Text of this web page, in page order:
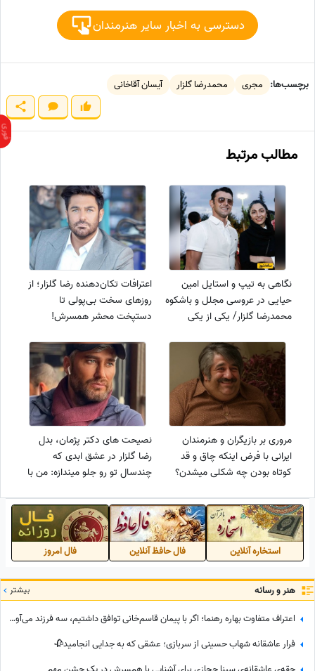
دسترسی به اخبار سایر هنرمندان
برچسب‌ها: مجری محمدرضا گلزار آیسان آقاخانی
مطالب مرتبط
نگاهی به تیپ و استایل امین
حیایی در عروسی مجلل و باشکوه
محمدرضا گلزار/ یکی از یکی
اعترافات تکان‌دهنده رضا گلزار؛ از
روزهای سخت بی‌پولی تا
دستپخت محشر همسرش!
کلی گرفتاری شخصی دارم که
مردم در جریانش نیستن، توان
خرید یه رنو ساده رو هم نداشتم
مروری بر بازیگران و هنرمندان
ایرانی با فرض اینکه چاق و قد
کوتاه بودن چه شکلی میشدن؟
پژمان جمشیدی، مصطفی زمانی،
هوتن شکیبا و.../چاق های
دوست داشتنی😂
نصیحت های دکتر پژمان، بدل
رضا گلزار در عشق ابدی که
چندسال تو رو جلو میندازه: من با
استخاره آنلاین فال حافظ آنلاین فال امروز
هنر و رسانه بیشتر
اعتراف متفاوت بهاره رهنما؛ اگر با پیمان قاسم‌خانی توافق داشتیم، سه فرزند می‌آوردم/ تصمیم تازه برای ازدواج
فرار عاشقانه شهاب حسینی از سربازی؛ عشقی که به جدایی انجامید🥀